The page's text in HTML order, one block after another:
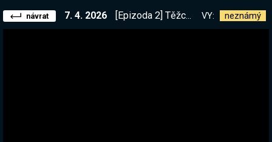
návrat 7. 4. 2026 [Epizoda 2] Těžce modovaný Kerbal Space. Dnes přistání na měsíci a orbitální dokování | !kerbal VY: neznámý